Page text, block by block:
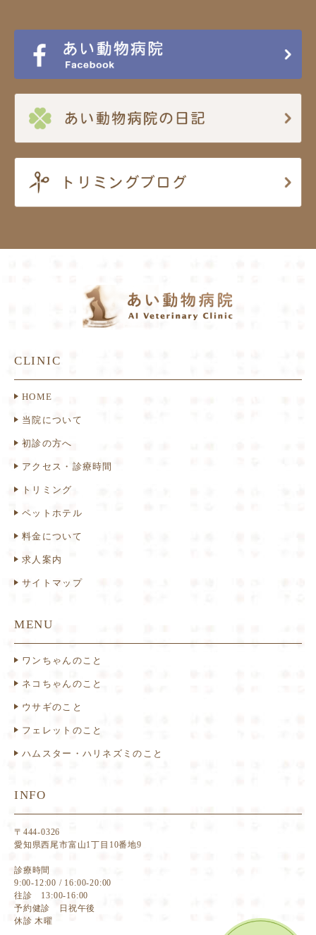
CLINIC
HOME
当院について
初診の方へ
アクセス・診療時間
トリミング
ペットホテル
料金について
求人案内
サイトマップ
MENU
ワンちゃんのこと
ネコちゃんのこと
ウサギのこと
フェレットのこと
ハムスター・ハリネズミのこと
INFO
〒444-0326
愛知県西尾市富山1丁目10番地9
診療時間
9:00-12:00 / 16:00-20:00
往診 13:00-16:00
予約健診 日祝午後
休診 木曜